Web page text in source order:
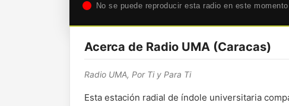
No se puede reproducir esta radio en este momento
Acerca de Radio UMA (Caracas)
Radio UMA, Por Ti y Para Ti
Esta estación radial de índole universitaria